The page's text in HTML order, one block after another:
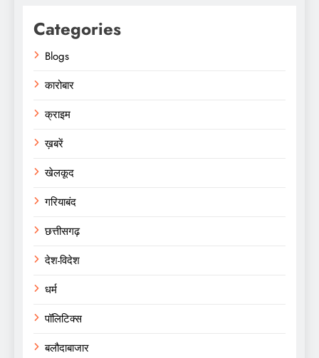
Categories
Blogs
कारोबार
क्राइम
ख़बरें
खेलकूद
गरियाबंद
छत्तीसगढ़
देश-विदेश
धर्म
पॉलिटिक्स
बलौदाबाजार